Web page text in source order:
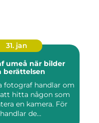
31. jan
när bilder
berättelsen
fotograf handlar om
hitta någon som
en kamera. För
de...